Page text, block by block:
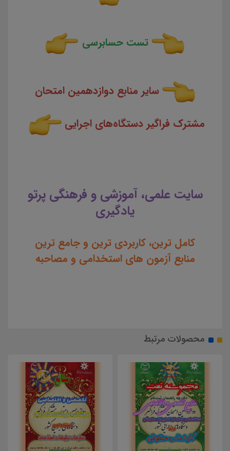
تست حسابرسی
سایر منابع دوازدهمین امتحان
مشترک فراگیر دستگاه‌های اجرایی
سایت علمی، آموزشی و فرهنگی پرتو
یادگیری
کامل ترین، کاربردی ترین و جامع ترین
منابع آزمون های استخدامی و مصاحبه
محصولات مرتبط